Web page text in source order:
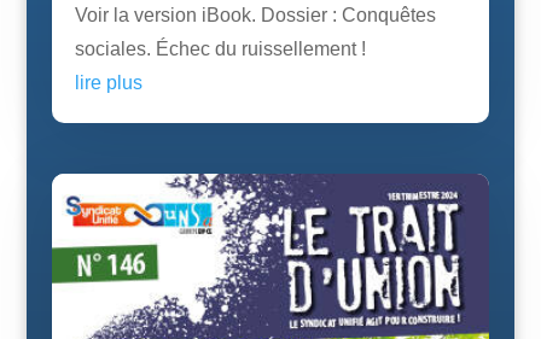
Voir la version iBook. Dossier : Conquêtes
sociales. Échec du ruissellement !
lire plus